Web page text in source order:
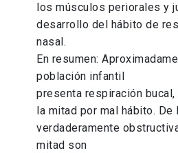
los músculos periorales y
desarrollo del hábito de
nasal.
En resumen:
población infantil
presenta respiración
la mitad por mal hábito. De
verdaderamente
mitad son